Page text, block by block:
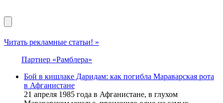
Читать рекламные статьи! »
Партнер «Рамблера»
Бой в кишлаке Даридам: как погибла Мараварская рота
в Афганистане
21 апреля 1985 года в Афганистане, в глухом